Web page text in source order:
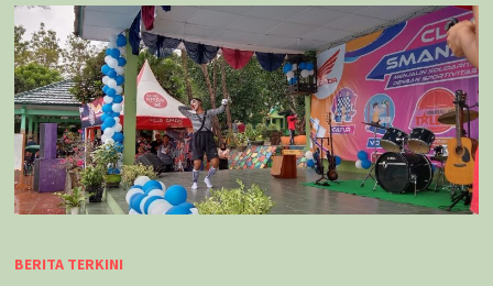
BERITA TERKINI